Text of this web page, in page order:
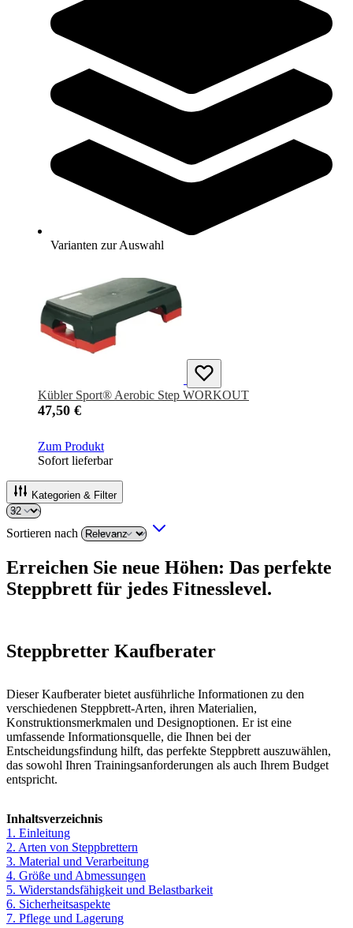
Varianten zur Auswahl
Parabelstep
199,95 €
Zum Produkt
SALE
Kübler Sport® Aerobic Step WORKOUT
47,50 €
Zum Produkt
Sofort lieferbar
Kategorien & Filter
Sortieren nach
Erreichen Sie neue Höhen: Das perfekte
Steppbrett für jedes Fitnesslevel.
Steppbretter Kaufberater
Dieser Kaufberater bietet ausführliche Informationen zu den
verschiedenen Steppbrett-Arten, ihren Materialien,
Konstruktionsmerkmalen und Designoptionen. Er ist eine
umfassende Informationsquelle, die Ihnen bei der
Entscheidungsfindung hilft, das perfekte Steppbrett auszuwählen,
das sowohl Ihren Trainingsanforderungen als auch Ihrem Budget
entspricht.
Inhaltsverzeichnis
1. Einleitung
2. Arten von Steppbrettern
3. Material und Verarbeitung
4. Größe und Abmessungen
5. Widerstandsfähigkeit und Belastbarkeit
6. Sicherheitsaspekte
7. Pflege und Lagerung